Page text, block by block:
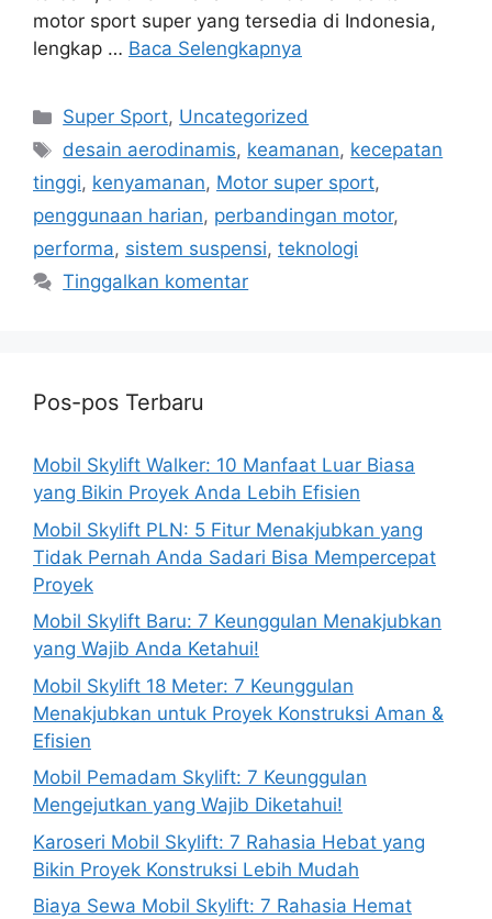
motor sport super yang tersedia di Indonesia,
lengkap … Baca Selengkapnya
Kategori
Super Sport, Uncategorized
Tag
desain aerodinamis, keamanan, kecepatan
tinggi, kenyamanan, Motor super sport,
penggunaan harian, perbandingan motor,
performa, sistem suspensi, teknologi
Tinggalkan komentar
Pos-pos Terbaru
Mobil Skylift Walker: 10 Manfaat Luar Biasa
yang Bikin Proyek Anda Lebih Efisien
Mobil Skylift PLN: 5 Fitur Menakjubkan yang
Tidak Pernah Anda Sadari Bisa Mempercepat
Proyek
Mobil Skylift Baru: 7 Keunggulan Menakjubkan
yang Wajib Anda Ketahui!
Mobil Skylift 18 Meter: 7 Keunggulan
Menakjubkan untuk Proyek Konstruksi Aman &
Efisien
Mobil Pemadam Skylift: 7 Keunggulan
Mengejutkan yang Wajib Diketahui!
Karoseri Mobil Skylift: 7 Rahasia Hebat yang
Bikin Proyek Konstruksi Lebih Mudah
Biaya Sewa Mobil Skylift: 7 Rahasia Hemat